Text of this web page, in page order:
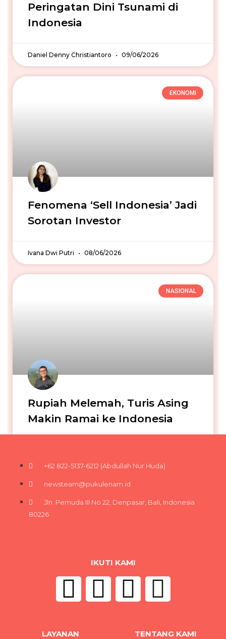
Peringatan Dini Tsunami di
Indonesia
Daniel Denny Christiantoro 09/06/2026
EKONOMI
Fenomena ‘Sell Indonesia’ Jadi
Sorotan Investor
Ivana Dwi Putri 08/06/2026
NASIONAL
Rupiah Melemah, Turis Asing
Makin Ramai ke Indonesia
+62 822-5137-6212 (Abdullah Nur Huda)
newsteam@pukulenam.id
Jln. Pemuda III No 22, Denpasar, Bali, Indonesia
80226
IKUTI KAMI
LAYANAN TENTANG KAMI